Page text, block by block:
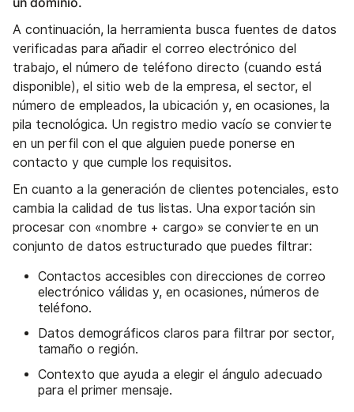
A continuación, la herramienta busca fuentes de datos
verificadas para añadir el correo electrónico del
trabajo, el número de teléfono directo (cuando está
disponible), el sitio web de la empresa, el sector, el
número de empleados, la ubicación y, en ocasiones, la
pila tecnológica. Un registro medio vacío se convierte
en un perfil con el que alguien puede ponerse en
contacto y que cumple los requisitos.
En cuanto a la generación de clientes potenciales, esto
cambia la calidad de tus listas. Una exportación sin
procesar con «nombre + cargo» se convierte en un
conjunto de datos estructurado que puedes filtrar:
Contactos accesibles con direcciones de correo
electrónico válidas y, en ocasiones, números de
teléfono.
Datos demográficos claros para filtrar por sector,
tamaño o región.
Contexto que ayuda a elegir el ángulo adecuado
para el primer mensaje.